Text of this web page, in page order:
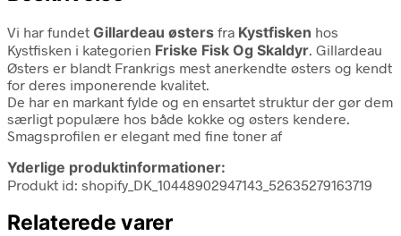
Vi har fundet Gillardeau østers fra Kystfisken hos
Kystfisken i kategorien Friske Fisk Og Skaldyr. Gillardeau
Østers er blandt Frankrigs mest anerkendte østers og kendt
for deres imponerende kvalitet.
De har en markant fylde og en ensartet struktur der gør dem
særligt populære hos både kokke og østers kendere.
Smagsprofilen er elegant med fine toner af
Yderlige produktinformationer:
Produkt id: shopify_DK_10448902947143_52635279163719
Relaterede varer